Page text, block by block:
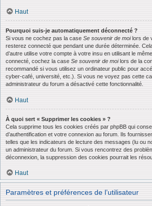
Haut
Pourquoi suis-je automatiquement déconnecté ?
Si vous ne cochez pas la case Se souvenir de moilors de
resterez connecté que pendant une durée déterminée.
d’autre utilise votre compte à votre insu en utilisant le
connecté, cochez la case Se souvenir de moilors de la
recommandé si vous utilisez un ordinateur public pour
cyber-café, université, etc.). Si vous ne voyez pas cette
administrateur du forum a désactivé cette fonctionnalité.
Haut
À quoi sert « Supprimer les cookies » ?
Cela supprime tous les cookies créés par phpBB qui
d’authentification et votre connexion au forum. Ils
telles que les indicateurs de lecture des messages (lu ou
un administrateur du forum. Si vous rencontrez des
déconnexion, la suppression des cookies pourrait les
Haut
Paramètres et préférences de l’utilisateur